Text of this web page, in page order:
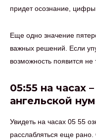
придет осознание, цифры
Еще одно значение
важных решений. Если
возможность появится не
05:55 на часах
ангельской
Увидеть на часах 05 55
расслабляться еще